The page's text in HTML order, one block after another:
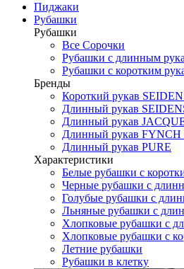
Пиджаки
Рубашки
Рубашки
Все Сорочки
Рубашки с длинным
Рубашки с коротким
Бренды
Короткий рукав
Длинный рукав
Длинный рукав
Длинный рукав FYNCH
Длинный рукав PURE
Характеристики
Белые рубашки с
Черные рубашки с
Голубые рубашки с
Льняные рубашки с
Хлопковые рубашки с
Хлопковые рубашки с
Летние рубашки
Рубашки в клетку